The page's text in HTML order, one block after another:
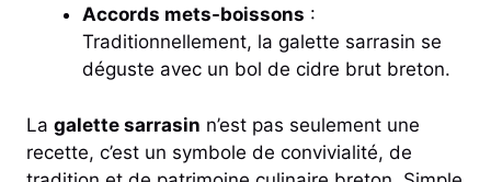
Accords mets-boissons :
Traditionnellement, la galette sarrasin se
déguste avec un bol de cidre brut breton.
La galette sarrasin n’est pas seulement une
recette, c’est un symbole de convivialité, de